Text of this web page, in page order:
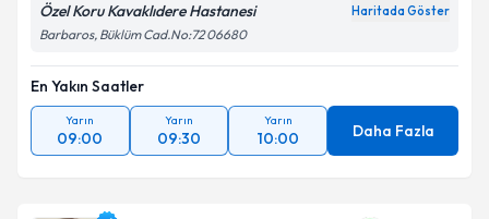
Kişisel verilerimin işlenmesine ilişkin
Metni'ni okudum ve kişisel verilerimin belirtilen
kapsamda işlenmesini kabul ediyorum.
Takvim Talebini Gönder
Özel Koru Kavaklıdere Hastanesi Haritada Göster
Barbaros, Büklüm Cad.No:72 06680
En Yakın Saatler
Yarın
09:00
Yarın
09:30
Yarın
10:00 Daha Fazla